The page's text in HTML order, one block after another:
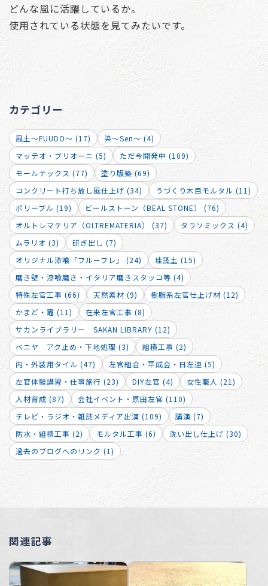
どんな風に活躍しているか。
使用されている状態を見てみたいです。
カテゴリー
風土～FUUDO～ (17)
染～Sen～ (4)
マッテオ・ブリオーニ (5)
ただ今開発中 (109)
モールテックス (77)
塗り版築 (69)
コンクリート打ち放し風仕上げ (34)
うづくり木目モルタル (11)
ポリーブル (19)
ビールストーン（BEAL STONE） (76)
オルトレマテリア（OLTREMATERIA） (37)
タラソミックス (4)
ムラリオ (3)
研ぎ出し (7)
オリジナル漆喰「フルーフレ」 (24)
珪藻土 (15)
磨き壁・漆喰磨き・イタリア磨きスタッコ等 (4)
特殊左官工事 (66)
天然素材 (9)
樹脂系左官仕上げ材 (12)
かまど・竈 (11)
在来左官工事 (8)
サカンライブラリー SAKAN LIBRARY (12)
ベニヤ アク止め・下地処理 (3)
組積工事 (2)
内・外装用タイル (47)
左官組合・平成会・日左連 (5)
左官体験講習・仕事旅行 (23)
DIY左官 (4)
女性職人 (21)
人材育成 (87)
会社イベント・原田左官 (110)
テレビ・ラジオ・雑誌メディア出演 (109)
講演 (7)
防水・組積工事 (2)
モルタル工事 (6)
洗い出し仕上げ (30)
過去のブログへのリンク (1)
関連記事